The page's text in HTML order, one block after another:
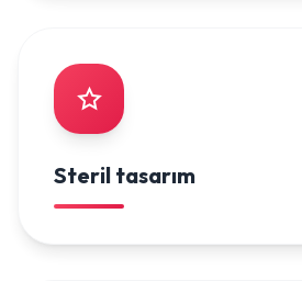
Steril tasarım